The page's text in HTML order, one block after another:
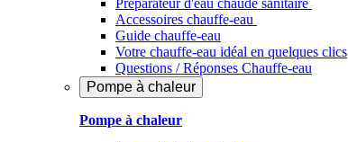
Préparateur d'eau chaude sanitaire
Accessoires chauffe-eau
Guide chauffe-eau
Votre chauffe-eau idéal en quelques clics
Questions / Réponses Chauffe-eau
Pompe à chaleur
Pompe à chaleur